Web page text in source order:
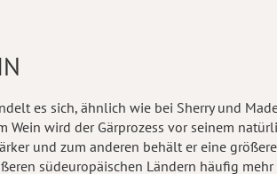
es sich, ähnlich wie bei Sherry und
Wein wird der Gärprozess vor seinem
und zum anderen behält er eine
südeuropäischen Ländern häufig